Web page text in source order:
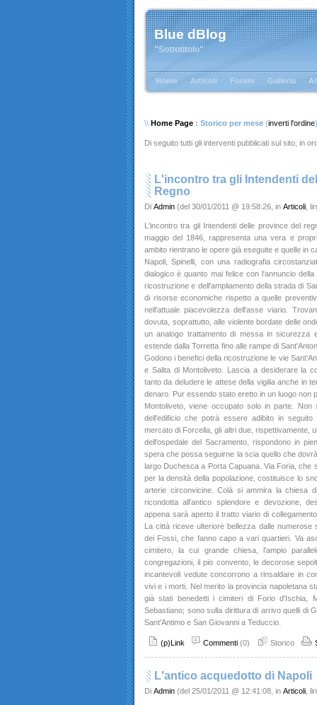
Blue dBlog
"Sottotitolo"
Home Articoli Forum Galleria
\\ Home Page : Storico per mese (inverti l'ordine)
Di seguito tutti gli interventi pubblicati sul sito, in
L'incontro tra gli Intendenti
Regno
Di Admin (del 30/01/2011 @ 19:58:26, in Articoli ,
L'incontro tra gli Intendenti delle province del
maggio del 1846, rappresenta una vera e
ambito rientrano le opere già eseguite e quelle in
Napoli, Spinelli, con una radiografia
dialogico è quanto mai felice con l'annuncio
ricostruzione e dell'ampliamento della strada di
di risorse economiche rispetto a quelle
nell'attuale piacevolezza dell'asse viario.
dovuta, soprattutto, alle violente bordate delle
un analogo trattamento di messa in sicurezza
estende dalla Torretta fino alle rampe di
Godono i benefici della ricostruzione le vie
e Salita di Montoliveto. Lascia a desiderare la
tanto da deludere le attese della vigilia anche in
denaro. Pur essendo stato eretto in un luogo non
Montoliveto, viene occupato solo in parte. Non
dell'edificio che potrà essere adibito in
mercato di Forcella, gli altri due, rispettivamente,
dell'ospedale del Sacramento, rispondono in
spera che possa seguirne la scia quello che
largo Duchesca a Porta Capuana. Via Foria, che
per la densità della popolazione, costituisce lo
arterie circonvicine. Colà si ammira la chiesa
ricondotta all'antico splendore e devozione,
appena sarà aperto il tratto viario di
La città riceve ulteriore bellezza dalle
dei Fossi, che fanno capo a vari quartieri. Va
cimitero, la cui grande chiesa, l'ampio
congregazioni, il pio convento, le decorose
incantevoli vedute concorrono a rinsaldare in
vivi e i morti. Nel merito la provincia napoletana
già stati benedetti i cimiteri di Forio d'Ischia,
Sebastiano; sono sulla dirittura di arrivo quelli di
Sant'Antimo e San Giovanni a Teduccio.
(p)Link Commenti (0) Storico
L'antico acquedotto di Napoli
Di Admin (del 25/01/2011 @ 12:41:08, in Articoli ,